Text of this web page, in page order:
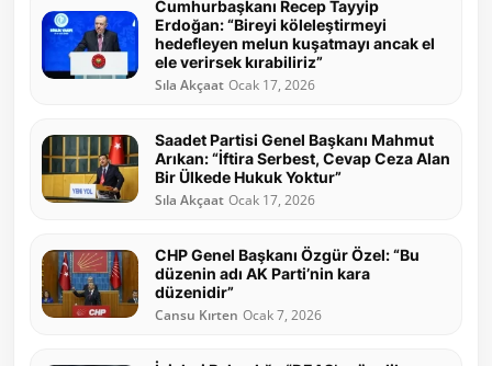
Cumhurbaşkanı Recep Tayyip
Erdoğan: “Bireyi köleleştirmeyi
hedefleyen melun kuşatmayı ancak el
ele verirsek kırabiliriz”
Sıla Akçaat Ocak 17, 2026
Saadet Partisi Genel Başkanı Mahmut
Arıkan: “İftira Serbest, Cevap Ceza Alan
Bir Ülkede Hukuk Yoktur”
Sıla Akçaat Ocak 17, 2026
CHP Genel Başkanı Özgür Özel: “Bu
düzenin adı AK Parti’nin kara
düzenidir”
Cansu Kırten Ocak 7, 2026